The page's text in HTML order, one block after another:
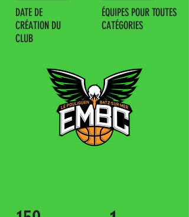
DATE DE
CRÉATION DU
CLUB
ÉQUIPES POUR TOUTES
CATÉGORIES